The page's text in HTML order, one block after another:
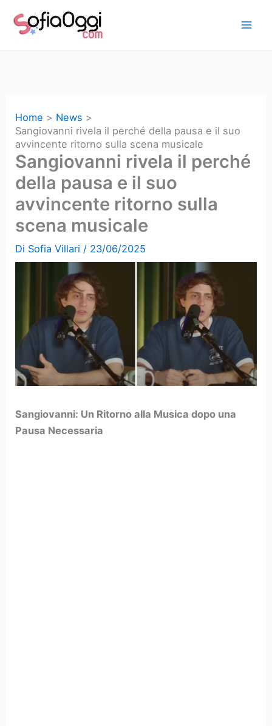
Home
News
Sangiovanni rivela il perché della pausa e il suo
avvincente ritorno sulla scena musicale
Sangiovanni rivela il perché
della pausa e il suo
avvincente ritorno sulla
scena musicale
Di Sofia Villari / 23/06/2025
Sangiovanni: Un Ritorno alla Musica dopo una
Pausa Necessaria